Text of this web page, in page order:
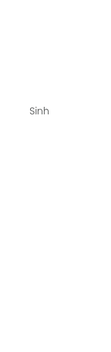
Sinh